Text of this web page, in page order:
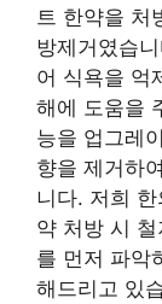
트 한약을 처
방제거였습
어 식욕을 억
해에 도움을
능을 업그레
향을 제거하
니다. 저희
약 처방 시
를 먼저 파악
해드리고 있